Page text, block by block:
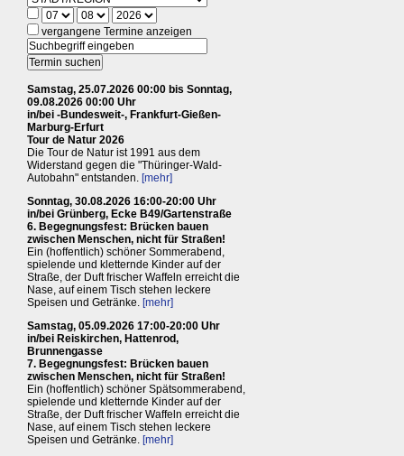
vergangene Termine anzeigen
Samstag, 25.07.2026 00:00 bis Sonntag,
09.08.2026 00:00 Uhr
in/bei -Bundesweit-, Frankfurt-Gießen-
Marburg-Erfurt
Tour de Natur 2026
Die Tour de Natur ist 1991 aus dem
Widerstand gegen die "Thüringer-Wald-
Autobahn" entstanden. [mehr]
Sonntag, 30.08.2026 16:00-20:00 Uhr
in/bei Grünberg, Ecke B49/Gartenstraße
6. Begegnungsfest: Brücken bauen
zwischen Menschen, nicht für Straßen!
Ein (hoffentlich) schöner Sommerabend,
spielende und kletternde Kinder auf der
Straße, der Duft frischer Waffeln erreicht die
Nase, auf einem Tisch stehen leckere
Speisen und Getränke. [mehr]
Samstag, 05.09.2026 17:00-20:00 Uhr
in/bei Reiskirchen, Hattenrod,
Brunnengasse
7. Begegnungsfest: Brücken bauen
zwischen Menschen, nicht für Straßen!
Ein (hoffentlich) schöner Spätsommerabend,
spielende und kletternde Kinder auf der
Straße, der Duft frischer Waffeln erreicht die
Nase, auf einem Tisch stehen leckere
Speisen und Getränke. [mehr]